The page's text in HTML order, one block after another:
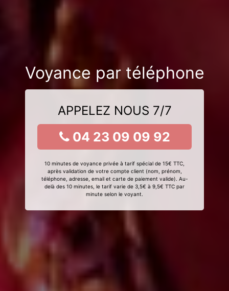
Voyance par téléphone
APPELEZ NOUS 7/7
04 23 09 09 92
10 minutes de voyance privée à tarif spécial de 15€ TTC,
après validation de votre compte client (nom, prénom,
téléphone, adresse, email et carte de paiement valide). Au-
delà des 10 minutes, le tarif varie de 3,5€ à 9,5€ TTC par
minute selon le voyant.